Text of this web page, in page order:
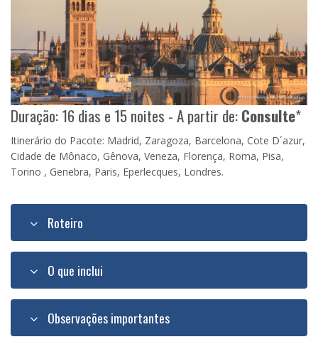
Duração: 16 dias e 15 noites - A partir de:Consulte*
Itinerário do Pacote: Madrid, Zaragoza, Barcelona, Cote D´azur,
Cidade de Mônaco, Gênova, Veneza, Florença, Roma, Pisa,
Torino , Genebra, Paris, Eperlecques, Londres.
Roteiro
O que inclui
Observações importantes